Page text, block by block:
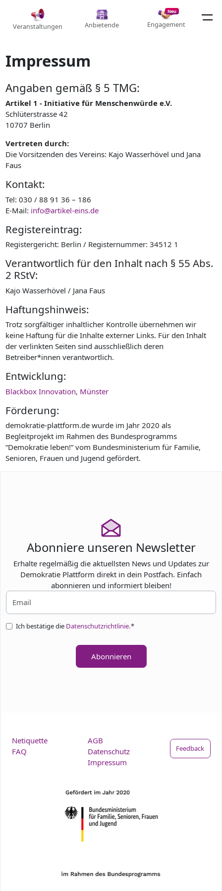
Veranstaltungen Anbietende
Neu
Engagement
Impressum
Angaben gemäß § 5 TMG:
Artikel 1 - Initiative für Menschenwürde e.V.
Schlüterstrasse 42
10707 Berlin
Vertreten durch:
Die Vorsitzenden des Vereins: Kajo Wasserhövel und Jana
Faus
Kontakt:
Tel: 030 / 88 91 36 – 186
E-Mail: info@artikel-eins.de
Registereintrag:
Registergericht: Berlin / Registernummer: 34512 1
Verantwortlich für den Inhalt nach § 55 Abs.
2 RStV:
Kajo Wasserhövel / Jana Faus
Haftungshinweis:
Trotz sorgfältiger inhaltlicher Kontrolle übernehmen wir
keine Haftung für die Inhalte externer Links. Für den Inhalt
der verlinkten Seiten sind ausschließlich deren
Betreiber*innen verantwortlich.
Entwicklung:
Blackbox Innovation, Münster
Förderung:
demokratie-plattform.de wurde im Jahr 2020 als
Begleitprojekt im Rahmen des Bundesprogramms
“Demokratie leben!” vom Bundesministerium für Familie,
Senioren, Frauen und Jugend gefördert.
Abonniere unseren Newsletter
Erhalte regelmäßig die aktuellsten News und Updates zur
Demokratie Plattform direkt in dein Postfach. Einfach
abonnieren und informiert bleiben!
Ich bestätige die Datenschutzrichtlinie.*
Abonnieren
Netiquette
FAQ
AGB
Datenschutz
Impressum
Feedback